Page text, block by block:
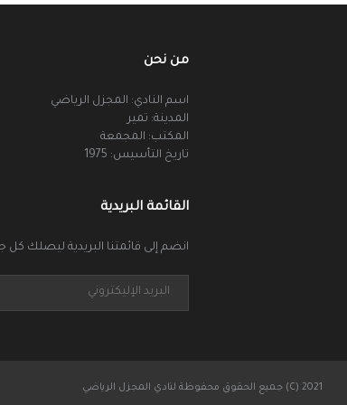
من نحن
اسم النادي: المجزل الرياضي
المدينة: تمير
المكتب: المجمعة
تاريخ التأسيس: 1975
القائمة البريدية
انضم إلى قائمتنا البريدية ليصلك كل
جميع الحقوق محفوظة لنادي المجزل الرياضي (C) 2021